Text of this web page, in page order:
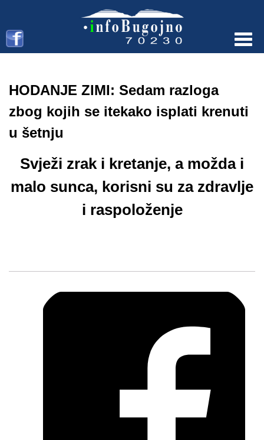
HODANJE ZIMI: Sedam razloga
zbog kojih se itekako isplati krenuti
u šetnju
Svježi zrak i kretanje, a možda i
malo sunca, korisni su za zdravlje
i raspoloženje